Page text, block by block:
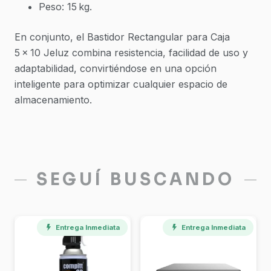
Peso: 15 kg.
En conjunto, el Bastidor Rectangular para Caja
5 × 10 Jeluz combina resistencia, facilidad de uso y
adaptabilidad, convirtiéndose en una opción
inteligente para optimizar cualquier espacio de
almacenamiento.
SEGUÍ BUSCANDO
Entrega Inmediata Entrega Inmediata